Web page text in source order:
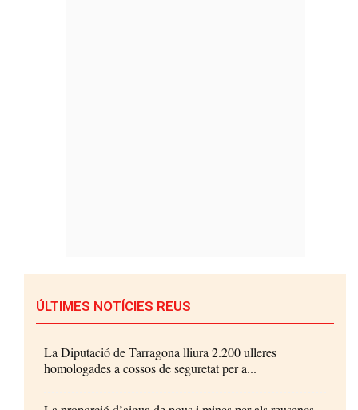
ÚLTIMES NOTÍCIES REUS
La Diputació de Tarragona lliura 2.200 ulleres
homologades a cossos de seguretat per a...